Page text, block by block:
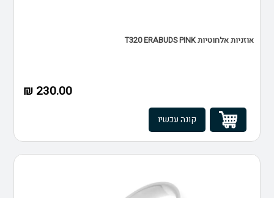
אוזניות אלחוטיות T320 ERABUDS PINK
230.00 ₪
קונה עכשיו